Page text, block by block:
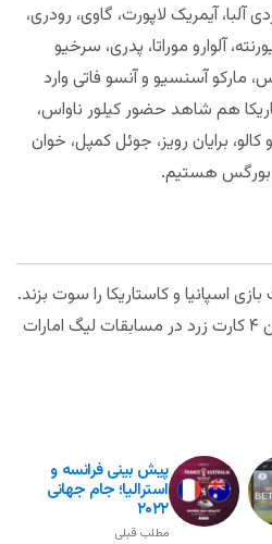
آلبا، آیمریک لاپورت، گاوی، رودری،
آلوارو موراتا، پدری، سرخیو
مارکو آسنسیو و آنسو فاتی وارد
هم شاهد حضور کیلور ناواس،
برایان رویز، جوئل کمپل، خوان
بورگس هستیم.
اسپانیا و کاستاریکا را سوت بزند.
این داور اماراتی به طور میانگین ۴ کارت زرد در مسابقات لیگ امارات
پیش بینی فرانسه و
استرالیا؛ جام جهانی
۲۰۲۲
مطلب قبلی